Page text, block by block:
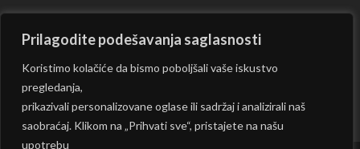
Prilagodite podešavanja saglasnosti
Koristimo kolačiće da bismo poboljšali vaše iskustvo
pregledanja,
prikazivali personalizovane oglase ili sadržaj i analizirali naš
saobraćaj. Klikom na „Prihvati sve“, pristajete na našu
upotrebu